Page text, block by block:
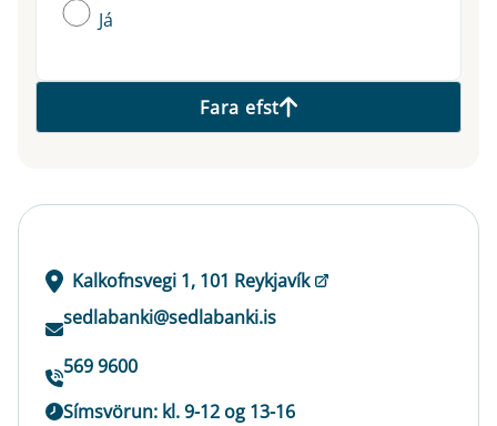
Já
Fara efst
Kalkofnsvegi 1, 101 Reykjavík
sedlabanki@sedlabanki.is
569 9600
Símsvörun: kl. 9-12 og 13-16